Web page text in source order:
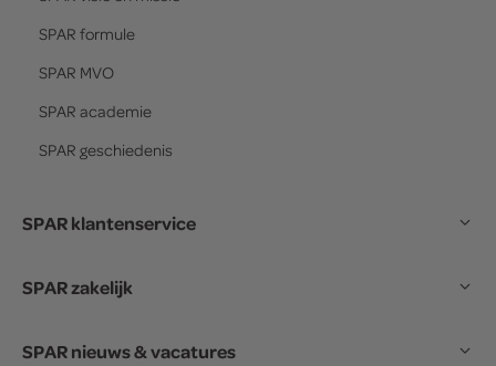
SPAR formule
SPAR MVO
SPAR academie
SPAR geschiedenis
SPAR klantenservice
SPAR zakelijk
SPAR nieuws & vacatures